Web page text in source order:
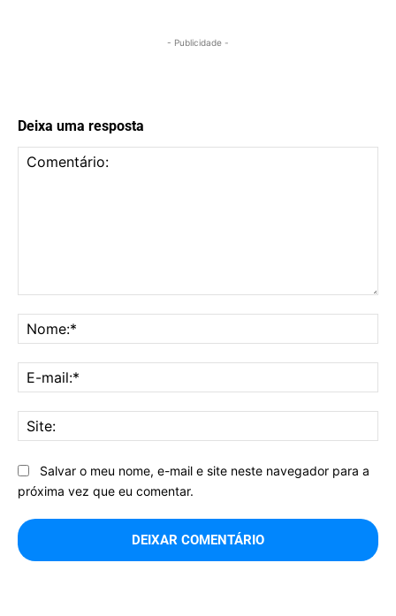
- Publicidade -
Deixa uma resposta
Salvar o meu nome, e-mail e site neste navegador para a
próxima vez que eu comentar.